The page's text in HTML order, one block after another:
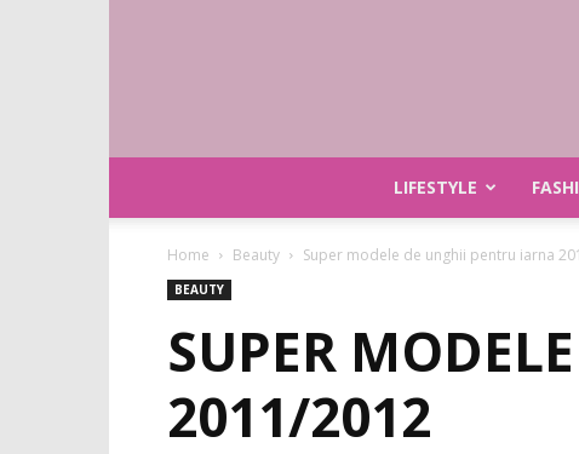
LIFESTYLE
Home Beauty Super modele de unghii pentru iarna
BEAUTY
SUPER
2011/2012